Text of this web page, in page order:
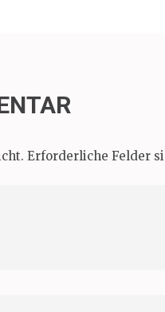
Erforderliche Felder